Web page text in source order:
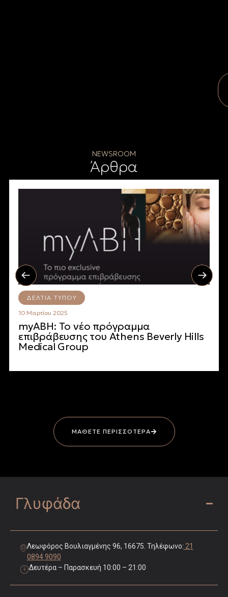
NEWSROOM
Άρθρα
ΔΕΛΤΊΑ ΤΎΠΟΥ
10 Μαρτίου 2025
myABH: Το νέο πρόγραμμα
επιβράβευσης του Athens Beverly Hills
Medical Group
ΜΑΘΕΤΕ ΠΕΡΙΣΣΟΤΕΡΑ
Γλυφάδα
Λεωφόρος Βουλιαγμένης 96, 16675. Τηλέφωνο: 21
0894 9090
Δευτέρα – Παρασκευή 10:00 – 21:00